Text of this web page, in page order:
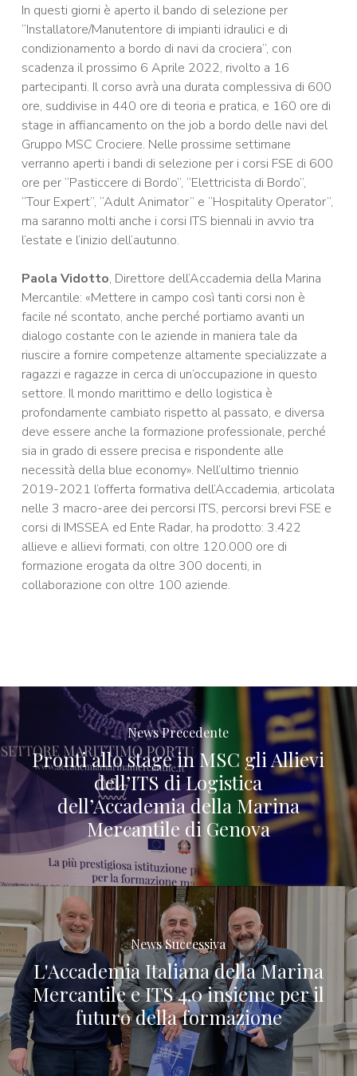
In questi giorni è aperto il bando di selezione per
“Installatore/Manutentore di impianti idraulici e di
condizionamento a bordo di navi da crociera”, con
scadenza il prossimo 6 Aprile 2022, rivolto a 16
partecipanti. Il corso avrà una durata complessiva di 600
ore, suddivise in 440 ore di teoria e pratica, e 160 ore di
stage in affiancamento on the job a bordo delle navi del
Gruppo MSC Crociere. Nelle prossime settimane
verranno aperti i bandi di selezione per i corsi FSE di 600
ore per “Pasticcere di Bordo”, “Elettricista di Bordo”,
“Tour Expert”, “Adult Animator” e “Hospitality Operator”,
ma saranno molti anche i corsi ITS biennali in avvio tra
l’estate e l’inizio dell’autunno.
Paola Vidotto, Direttore dell’Accademia della Marina
Mercantile: «Mettere in campo così tanti corsi non è
facile né scontato, anche perché portiamo avanti un
dialogo costante con le aziende in maniera tale da
riuscire a fornire competenze altamente specializzate a
ragazzi e ragazze in cerca di un’occupazione in questo
settore. Il mondo marittimo e dello logistica è
profondamente cambiato rispetto al passato, e diversa
deve essere anche la formazione professionale, perché
sia in grado di essere precisa e rispondente alle
necessità della blue economy». Nell’ultimo triennio
2019-2021 l’offerta formativa dell’Accademia, articolata
nelle 3 macro-aree dei percorsi ITS, percorsi brevi FSE e
corsi di IMSSEA ed Ente Radar, ha prodotto: 3.422
allieve e allievi formati, con oltre 120.000 ore di
formazione erogata da oltre 300 docenti, in
collaborazione con oltre 100 aziende.
News Precedente
Pronti allo stage in MSC gli Allievi
dell’ITS di Logistica
dell’Accademia della Marina
Mercantile di Genova
News Successiva
L'Accademia Italiana della Marina
Mercantile e ITS 4.0 insieme per il
futuro della formazione